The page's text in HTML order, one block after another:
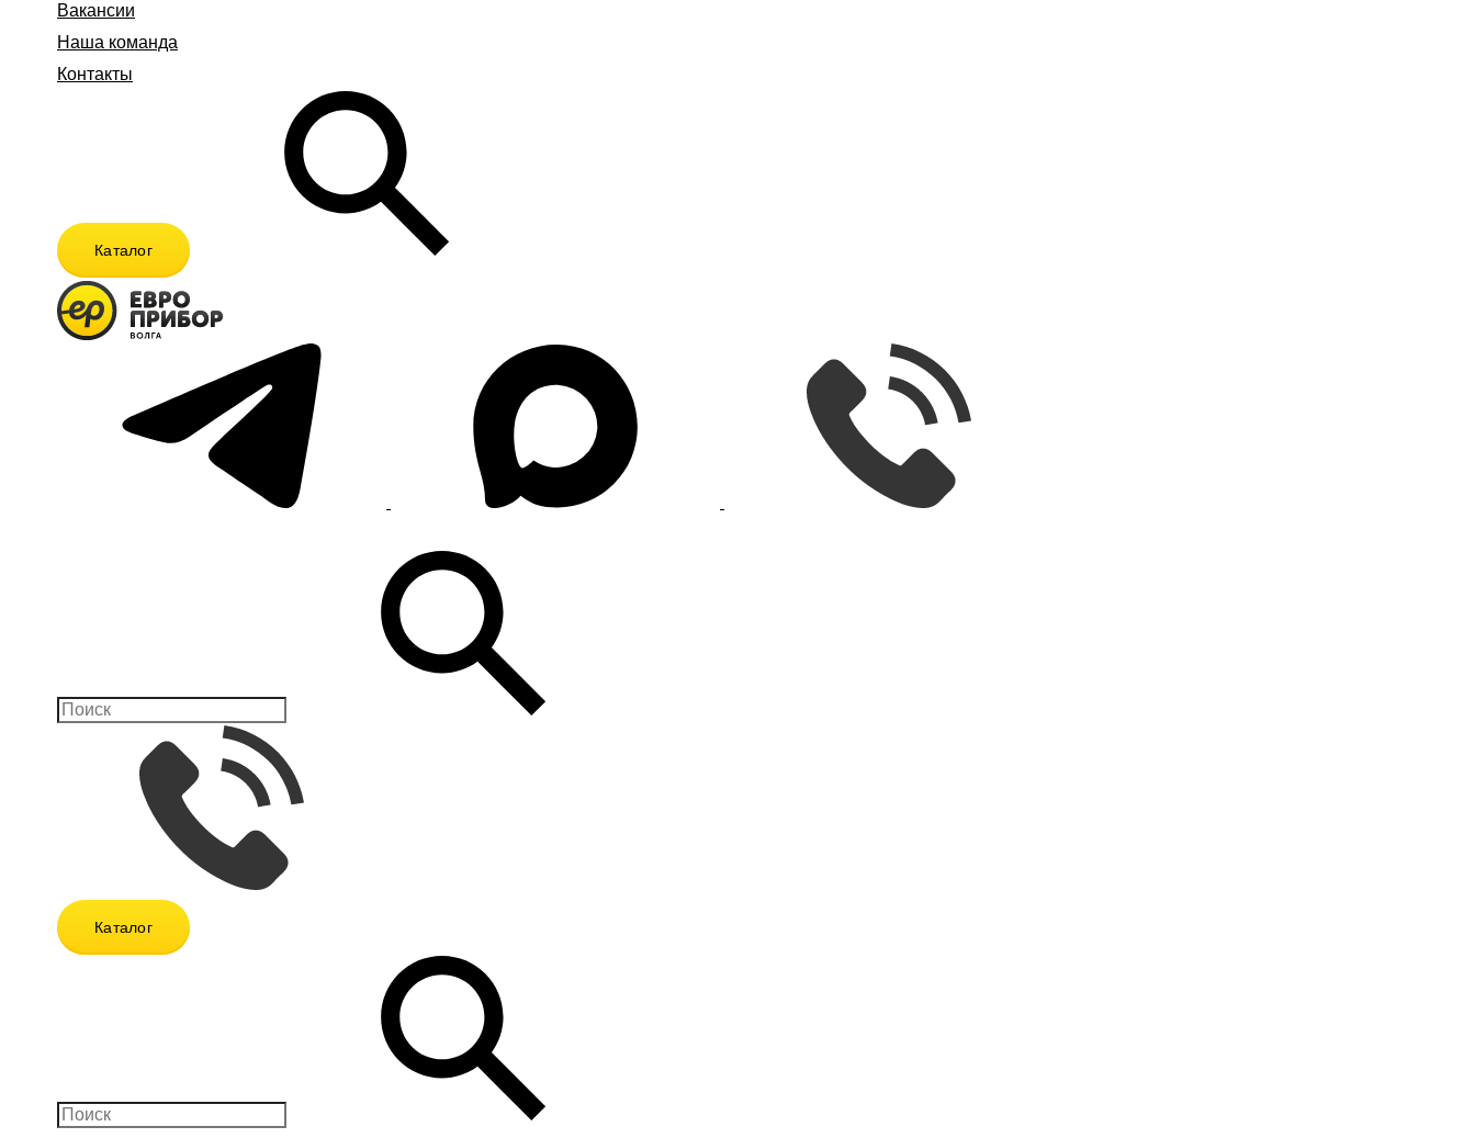
Вакансии
Наша команда
Контакты
Каталог
Каталог